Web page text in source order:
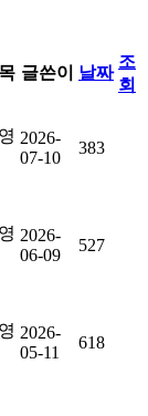
글쓴이 날짜
조
회
2026-
07-10
383
2026-
06-09
527
2026-
05-11
618